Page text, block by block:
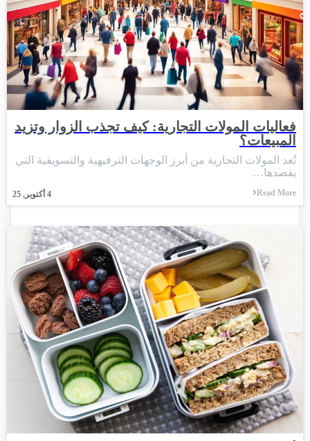
فعاليات المولات التجارية: كيف تجذب الزوار وتزيد
المبيعات؟
4 أكتوبر, 25
تُعد المولات التجارية من أبرز الوجهات الترفيهية والتسويقية التي
يقصدها…
Read More